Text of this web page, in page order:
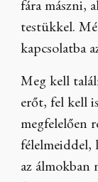
fára mászni,
testükkel.
kapcsolatba
Meg kell
erőt, fel kell
megfelelően
félelmeiddel,
az álmokban